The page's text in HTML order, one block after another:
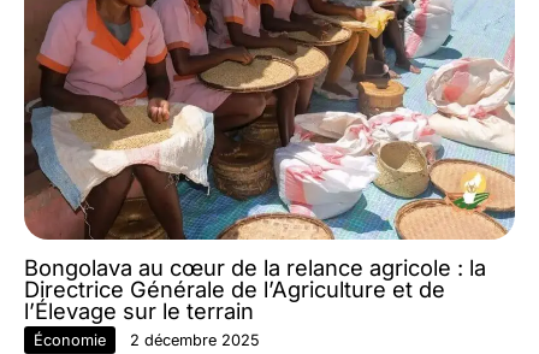
Bongolava au cœur de la relance agricole : la
Directrice Générale de l’Agriculture et de
l’Élevage sur le terrain
Économie 2 décembre 2025